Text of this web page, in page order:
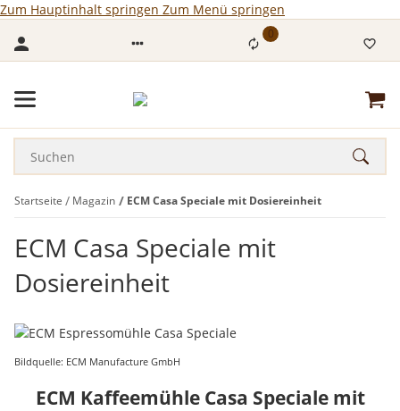
Zum Hauptinhalt springen Zum Menü springen
0
Startseite Magazin ECM Casa Speciale mit Dosiereinheit
ECM Casa Speciale mit
Dosiereinheit
Bildquelle: ECM Manufacture GmbH
ECM Kaffeemühle Casa Speciale mit